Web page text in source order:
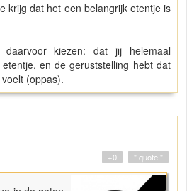
krijg dat het een belangrijk etentje is
kiezen: dat jij helemaal
en de geruststelling hebt dat
(oppas).
" quote "
+0